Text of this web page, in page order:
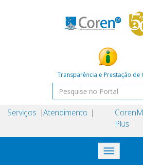
Transparência e Prestação de
Serviços Atendimento
Coren
Plus
Toggle
navigation